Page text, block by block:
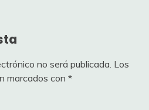
no será publicada. Los
marcados con *